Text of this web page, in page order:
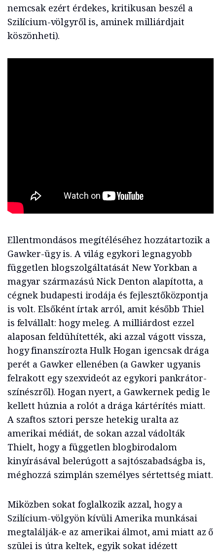
nemcsak ezért érdekes, kritikusan beszél a
Szilícium-völgyről is, aminek milliárdjait
köszönheti).
Ellentmondásos megítéléséhez hozzátartozik a
Gawker-ügy is. A világ egykori legnagyobb
független blogszolgáltatását New Yorkban a
magyar származású Nick Denton alapította, a
cégnek budapesti irodája és fejlesztőközpontja
is volt. Elsőként írtak arról, amit később Thiel
is felvállalt: hogy meleg. A milliárdost ezzel
alaposan feldühítették, aki azzal vágott vissza,
hogy finanszírozta Hulk Hogan igencsak drága
perét a Gawker ellenében (a Gawker ugyanis
felrakott egy szexvideót az egykori pankrátor-
színészről). Hogan nyert, a Gawkernek pedig le
kellett húznia a rolót a drága kártérítés miatt.
A szaftos sztori persze hetekig uralta az
amerikai médiát, de sokan azzal vádolták
Thielt, hogy a független blogbirodalom
kinyírásával belerúgott a sajtószabadságba is,
méghozzá szimplán személyes sértettség miatt.
Miközben sokat foglalkozik azzal, hogy a
Szilícium-völgyön kívüli Amerika munkásai
megtalálják-e az amerikai álmot, ami miatt az ő
szülei is útra keltek, egyik sokat idézett